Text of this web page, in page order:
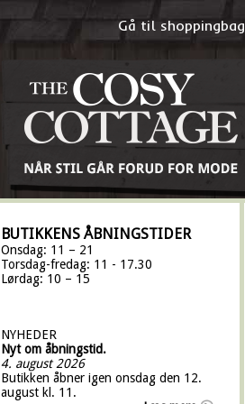
Gå til shoppingbag
BUTIKKENS ÅBNINGSTIDER
Onsdag: 11 – 21
Torsdag-fredag: 11 - 17.30
Lørdag: 10 – 15
NYHEDER
Nyt om åbningstid.
4. august 2026
Butikken åbner igen onsdag den 12.
august kl. 11.